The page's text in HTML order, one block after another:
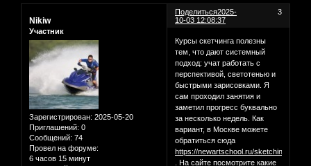
Поделиться 3
2025-
10-03 12:08:37
Nikiw
Участник
Зарегистрирован: 2025-05-20
Приглашений: 0
Сообщений: 74
Провел на форуме:
6 часов 15 минут
Курсы скетчинга полезны
тем, что дают системный
подход: учат работать с
перспективой, светотенью и
быстрыми зарисовками. Я
сам проходил занятия и
заметил прогресс буквально
за несколько недель. Как
вариант, в Москве можете
обратиться сюда
https://newartschool.ru/sketching
. На сайте посмотрите какие